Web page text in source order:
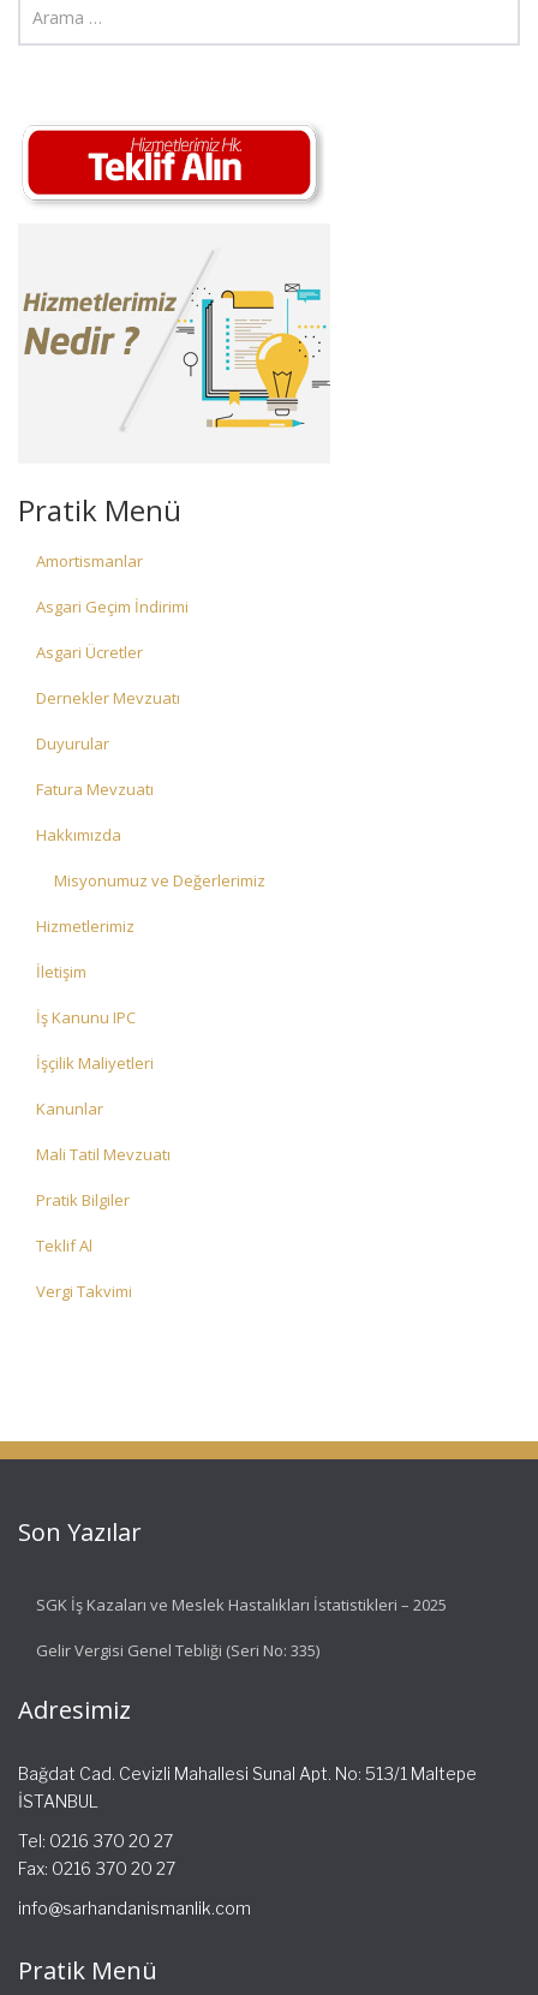
Pratik Menü
Amortismanlar
Asgari Geçim İndirimi
Asgari Ücretler
Dernekler Mevzuatı
Duyurular
Fatura Mevzuatı
Hakkımızda
Misyonumuz ve Değerlerimiz
Hizmetlerimiz
İletişim
İş Kanunu IPC
İşçilik Maliyetleri
Kanunlar
Mali Tatil Mevzuatı
Pratik Bilgiler
Teklif Al
Vergi Takvimi
Son Yazılar
SGK İş Kazaları ve Meslek Hastalıkları İstatistikleri – 2025
Gelir Vergisi Genel Tebliği (Seri No: 335)
Adresimiz
Bağdat Cad. Cevizli Mahallesi Sunal Apt. No: 513/1 Maltepe
İSTANBUL
Tel: 0216 370 20 27
Fax: 0216 370 20 27
info@sarhandanismanlik.com
Pratik Menü